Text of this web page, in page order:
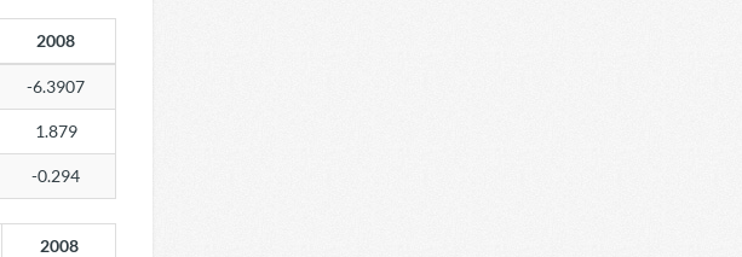
2008
-6.3907
1.879
-0.294
2008